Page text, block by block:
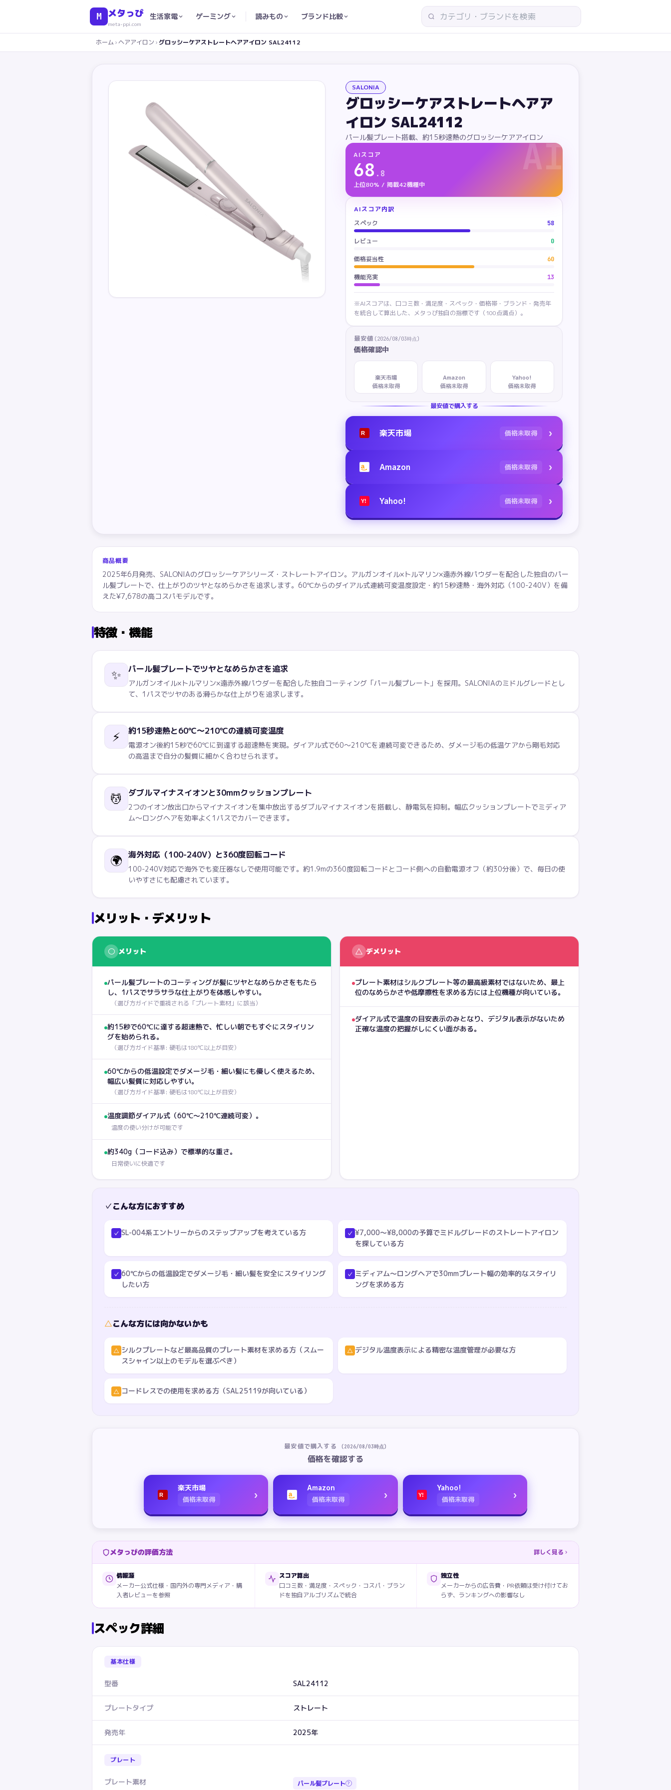
M メタっぴ
meta-ppi.com
生活家電 ゲーミング 読みもの ブランド比較
ホーム ›ヘアアイロン ›グロッシーケアストレートヘアアイロン SAL24112
SALONIA
グロッシーケアストレートヘアア
イロン SAL24112
パール髪プレート搭載、約15秒速熱のグロッシーケアアイロンAI
AIスコア
68 . 8
上位80% / 掲載42機種中
AIスコア内訳
スペック
58
レビュー 0
価格妥当性 60
機能充実 13
※AIスコアは、口コミ数・満足度・スペック・価格帯・ブランド・発売年
を統合して算出した、メタっぴ独自の指標です（100点満点）。
最安値 (2026/08/03時点)
価格確認中
楽天市場
価格未取得
Amazon
価格未取得
Yahoo!
価格未取得
最安値で購入する
R 楽天市場 価格未取得 ›
a Amazon 価格未取得 ›
Y! Yahoo! 価格未取得 ›
商品概要
2025年6月発売、SALONIAのグロッシーケアシリーズ・ストレートアイロン。アルガンオイル×トルマリン×遠赤外線パウダーを配合した独自のパー
ル髪プレートで、仕上がりのツヤとなめらかさを追求します。60℃からのダイアル式連続可変温度設定・約15秒速熱・海外対応（100-240V）を備
えた¥7,678の高コスパモデルです。
特徴・機能
✨ パール髪プレートでツヤとなめらかさを追求
アルガンオイル×トルマリン×遠赤外線パウダーを配合した独自コーティング「パール髪プレート」を採用。SALONIAのミドルグレードとし
て、1パスでツヤのある滑らかな仕上がりを追求します。
⚡ 約15秒速熱と60℃〜210℃の連続可変温度
電源オン後約15秒で60℃に到達する超速熱を実現。ダイアル式で60〜210℃を連続可変できるため、ダメージ毛の低温ケアから剛毛対応
の高温まで自分の髪質に細かく合わせられます。
💆 ダブルマイナスイオンと30mmクッションプレート
2つのイオン放出口からマイナスイオンを集中放出するダブルマイナスイオンを搭載し、静電気を抑制。幅広クッションプレートでミディア
ム〜ロングヘアを効率よく1パスでカバーできます。
🌍 海外対応（100-240V）と360度回転コード
100-240V対応で海外でも変圧器なしで使用可能です。約1.9mの360度回転コードとコード側への自動電源オフ（約30分後）で、毎日の使
いやすさにも配慮されています。
メリット・デメリット
○ メリット
パール髪プレートのコーティングが髪にツヤとなめらかさをもたら
し、1パスでサラサラな仕上がりを体感しやすい。
（選び方ガイドで重視される「プレート素材」に該当）
約15秒で60℃に達する超速熱で、忙しい朝でもすぐにスタイリン
グを始められる。
（選び方ガイド基準: 硬毛は180℃以上が目安）
60℃からの低温設定でダメージ毛・細い髪にも優しく使えるため、
幅広い髪質に対応しやすい。
（選び方ガイド基準: 硬毛は180℃以上が目安）
温度調節ダイアル式（60℃〜210℃連続可変）。
温度の使い分けが可能です
約340g（コード込み）で標準的な重さ。
日常使いに快適です
△ デメリット
プレート素材はシルクプレート等の最高級素材ではないため、最上
位のなめらかさや低摩擦性を求める方には上位機種が向いている。
ダイアル式で温度の目安表示のみとなり、デジタル表示がないため
正確な温度の把握がしにくい面がある。
✓こんな方におすすめ
✓ SL-004系エントリーからのステップアップを考えている方 ✓ ¥7,000〜¥8,000の予算でミドルグレードのストレートアイロン
を探している方
✓ 60℃からの低温設定でダメージ毛・細い髪を安全にスタイリング
したい方
✓ ミディアム〜ロングヘアで30mmプレート幅の効率的なスタイリ
ングを求める方
△こんな方には向かないかも
△ シルクプレートなど最高品質のプレート素材を求める方（スムー
スシャイン以上のモデルを選ぶべき）
△ デジタル温度表示による精密な温度管理が必要な方
△ コードレスでの使用を求める方（SAL25119が向いている）
最安値で購入する (2026/08/03時点)
価格を確認する
R
楽天市場
価格未取得 › a
Amazon
価格未取得 › Y!
Yahoo!
価格未取得 ›
メタっぴの評価方法 詳しく見る
情報源
メーカー公式仕様・国内外の専門メディア・購
入者レビューを参照
スコア算出
口コミ数・満足度・スペック・コスパ・ブラン
ドを独自アルゴリズムで統合
独立性
メーカーからの広告費・PR依頼は受け付けてお
らず、ランキングへの影響なし
スペック詳細
基本仕様
型番 SAL24112
プレートタイプ ストレート
発売年 2025年
プレート
プレート素材 パール髪プレート ?